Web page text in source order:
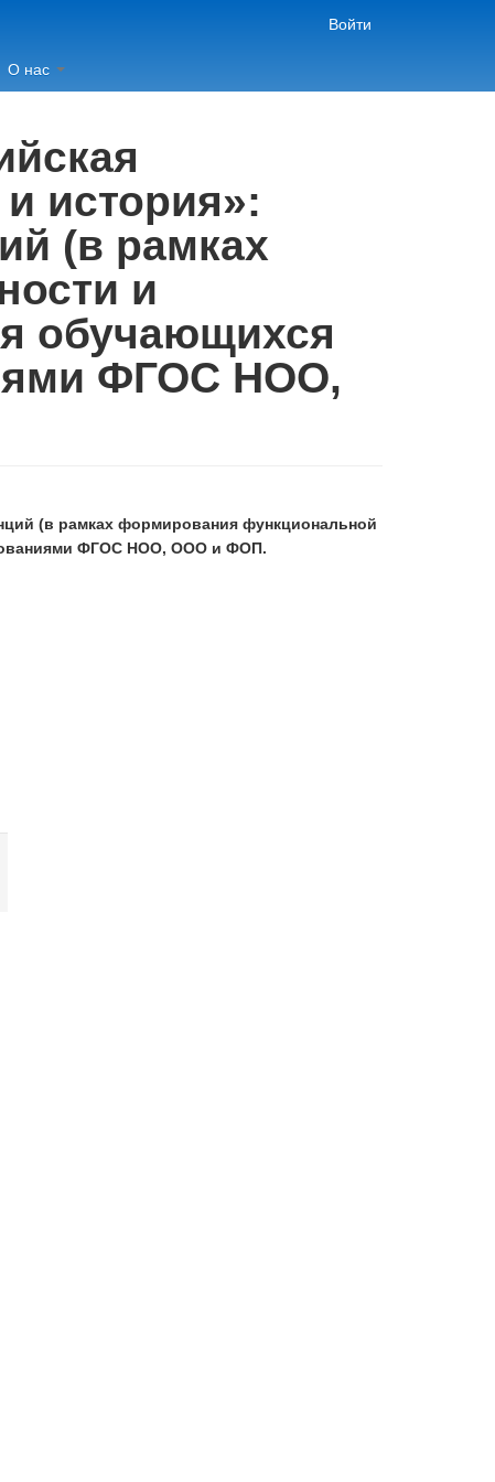
Войти
О нас
история»:
(в рамках
и
обучающихся
ФГОС НОО,
(в рамках формирования функциональной
ФГОС НОО, ООО и ФОП.